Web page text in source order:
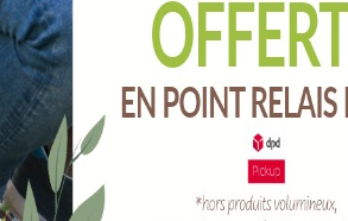
Housse perforée pour tomates.
Ref :
J010879
EAN :4047883003434
Marque :
SOERGEN Distribution